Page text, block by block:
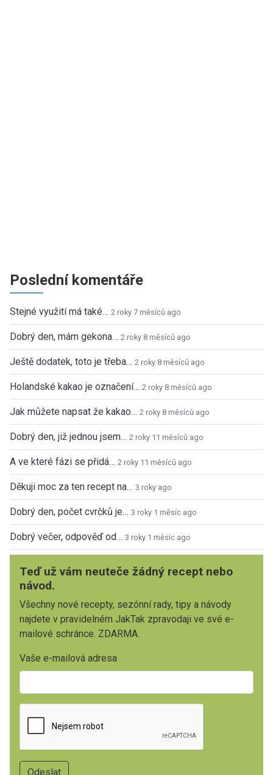
Poslední komentáře
Stejné využití má také… 2 roky 7 měsíců ago
Dobrý den, mám gekona… 2 roky 8 měsíců ago
Ještě dodatek, toto je třeba… 2 roky 8 měsíců ago
Holandské kakao je označení… 2 roky 8 měsíců ago
Jak můžete napsat že kakao… 2 roky 8 měsíců ago
Dobrý den, již jednou jsem… 2 roky 11 měsíců ago
A ve které fázi se přidá… 2 roky 11 měsíců ago
Děkuji moc za ten recept na… 3 roky ago
Dobrý den, počet cvrčků je… 3 roky 1 měsíc ago
Dobrý večer, odpověď od… 3 roky 1 měsíc ago
Teď už vám neuteče žádný recept nebo
návod.
Všechny nové recepty, sezónní rady, tipy a návody
najdete v pravidelném JakTak zpravodaji ve své e-
mailové schránce. ZDARMA.
Vaše e-mailová adresa